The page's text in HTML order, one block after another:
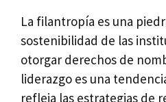
La filantropía es una
sostenibilidad de las
otorgar derechos de
liderazgo es una
refleja las estrategias de